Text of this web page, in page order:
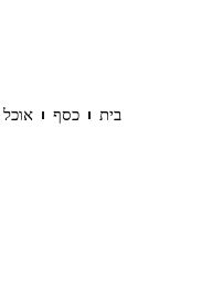
בית כסף אוכל